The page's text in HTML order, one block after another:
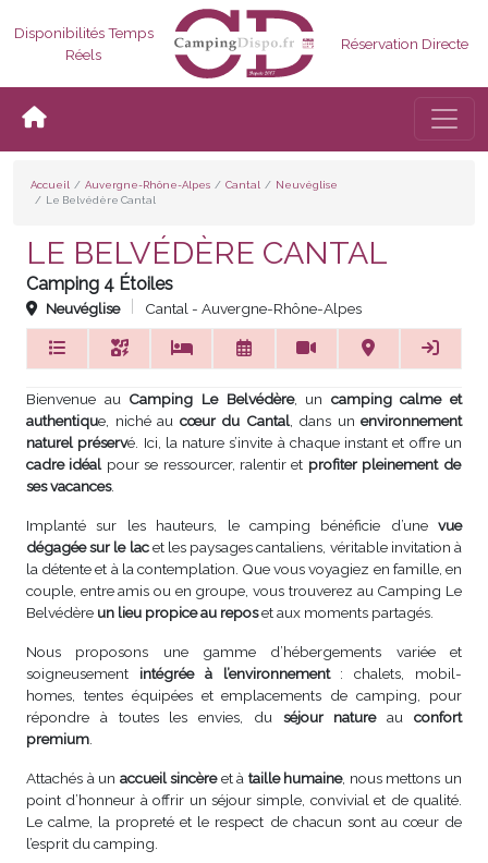
Disponibilités Temps
Réels
Réservation Directe
Accueil Auvergne-Rhône-Alpes Cantal
Neuvéglise
Le Belvédère Cantal
LE BELVÉDÈRE CANTAL
Camping 4 Étoiles
Neuvéglise Cantal - Auvergne-Rhône-Alpes
Bienvenue au Camping Le Belvédère, un camping calme et
authentique, niché au cœur du Cantal, dans un environnement
naturel préservé. Ici, la nature s’invite à chaque instant et offre un
cadre idéal pour se ressourcer, ralentir et profiter pleinement de
ses vacances.
Implanté sur les hauteurs, le camping bénéficie d’une vue
dégagée sur le lacet les paysages cantaliens, véritable invitation à
la détente et à la contemplation. Que vous voyagiez en famille, en
couple, entre amis ou en groupe, vous trouverez au Camping Le
Belvédère un lieu propice au reposet aux moments partagés.
Nous proposons une gamme d’hébergements variée et
soigneusement intégrée à l’environnement: chalets, mobil-
homes, tentes équipées et emplacements de camping, pour
répondre à toutes les envies, du séjour natureauconfort
premium
Attachés à un accueil sincèreet à taille humaine, nous mettons un
point d’honneur à offrir un séjour simple, convivial et de qualité.
Le calme, la propreté et le respect de chacun sont au cœur de
l’esprit du camping.